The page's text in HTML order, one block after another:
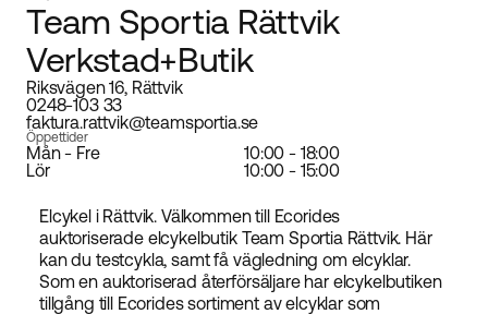
Team Sportia Rättvik
Verkstad+Butik
Riksvägen 16, Rättvik
0248-103 33
faktura.rattvik@teamsportia.se
Öppettider
Mån - Fre
10:00 - 18:00
Lör
10:00 - 15:00
Elcykel i Rättvik. Välkommen till Ecorides
auktoriserade elcykelbutik Team Sportia Rättvik. Här
kan du testcykla, samt få vägledning om elcyklar.
Som en auktoriserad återförsäljare har elcykelbutiken
tillgång till Ecorides sortiment av elcyklar som